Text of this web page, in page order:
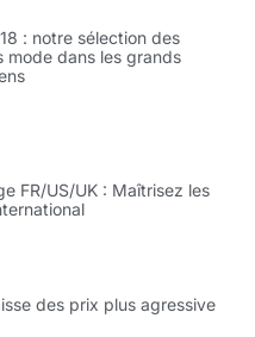
: notre sélection des
mode dans les grands
FR/US/UK : Maîtrisez les
des prix plus agressive